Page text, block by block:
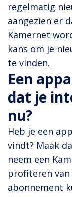
regelmatig
aangezien er
Kamernet
kans om je
te vinden.
Een
dat je
nu?
Heb je een
vindt? Maak
neem een
profiteren van
abonnement